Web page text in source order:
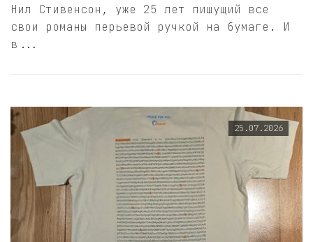
Нил Стивенсон, уже 25 лет пишущий все
свои романы перьевой ручкой на бумаге. И
в...
25.07.2026